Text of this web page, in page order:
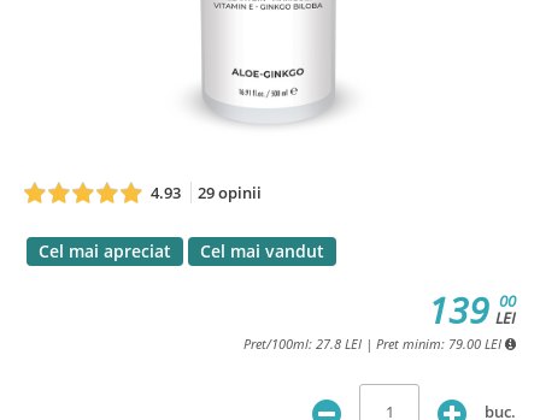
4.93 29 opinii
Cel mai apreciat Cel mai vandut
00
LEI
139
Pret/100ml: 27.8 LEI | Pret minim: 79.00 LEI
buc.